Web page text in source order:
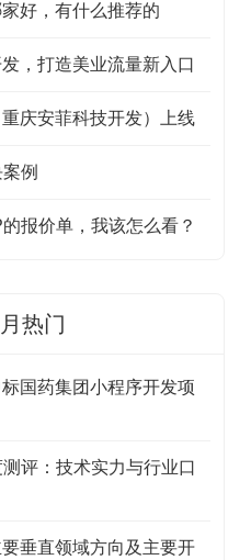
好，有什么推荐的
，打造美业流量新入口
庆安菲科技开发）上线
例
报价单，我该怎么看？
热门
国药集团小程序开发项
评：技术实力与行业口
垂直领域方向及主要开